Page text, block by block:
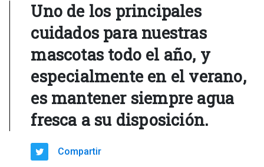
Uno de los principales
cuidados para nuestras
mascotas todo el año, y
especialmente en el verano,
es mantener siempre agua
fresca a su disposición.
Compartir